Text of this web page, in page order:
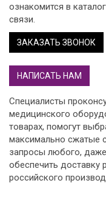
ознакомится в
связи.
ЗАКАЗАТЬ ЗВОНОК
НАПИСАТЬ НАМ
Специалисты
медицинского
товарах, помогут
максимально сжатые
запросы любого, даже
обеспечить доставку
российского